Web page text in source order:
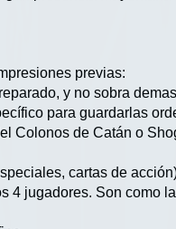
previas:
y no sobra
para guardarlas
Colonos de Catán o
cartas de
4 jugadores. Son como